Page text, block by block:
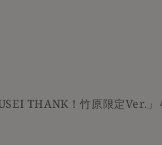
THANK！竹原限定Ver.」